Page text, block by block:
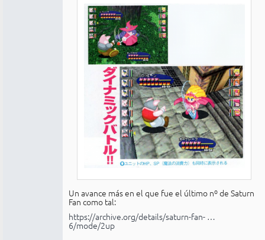
Un avance más en el que fue el último nº de Saturn
Fan como tal:
https://archive.org/details/saturn-fan- …
6/mode/2up